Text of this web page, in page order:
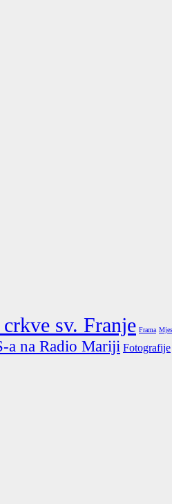
sv. Franje Frama
a na Radio Mariji Fotografije